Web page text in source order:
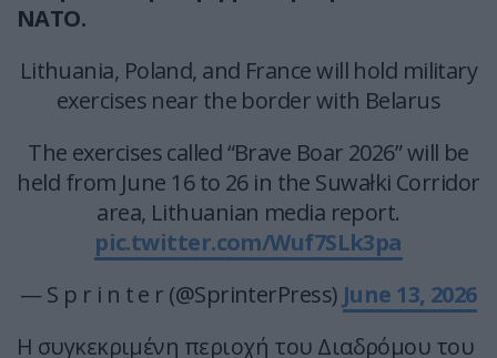
ΝΑΤΟ.
Lithuania, Poland, and France will hold military
exercises near the border with Belarus
The exercises called “Brave Boar 2026” will be
held from June 16 to 26 in the Suwałki Corridor
area, Lithuanian media report.
pic.twitter.com/Wuf7SLk3pa
— S p r i n t e r (@SprinterPress) June 13, 2026
Η συγκεκριμένη περιοχή του Διαδρόμου του